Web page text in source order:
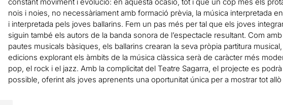
nois i noies, no necessàriament amb formació prèvia, la música interpretada
i interpretada pels joves ballarins. Fem un pas més per tal que els joves
siguin també els autors de la banda sonora de l’espectacle resultant. Com amb
pautes musicals bàsiques, els ballarins crearan la seva pròpia partitura
edicions explorant els àmbits de la música clàssica serà de caràcter més
pop, el rock i el jazz. Amb la complicitat del Teatre Sagarra, el projecte es
possible, oferint als joves aprenents una oportunitat única per a mostrar tot